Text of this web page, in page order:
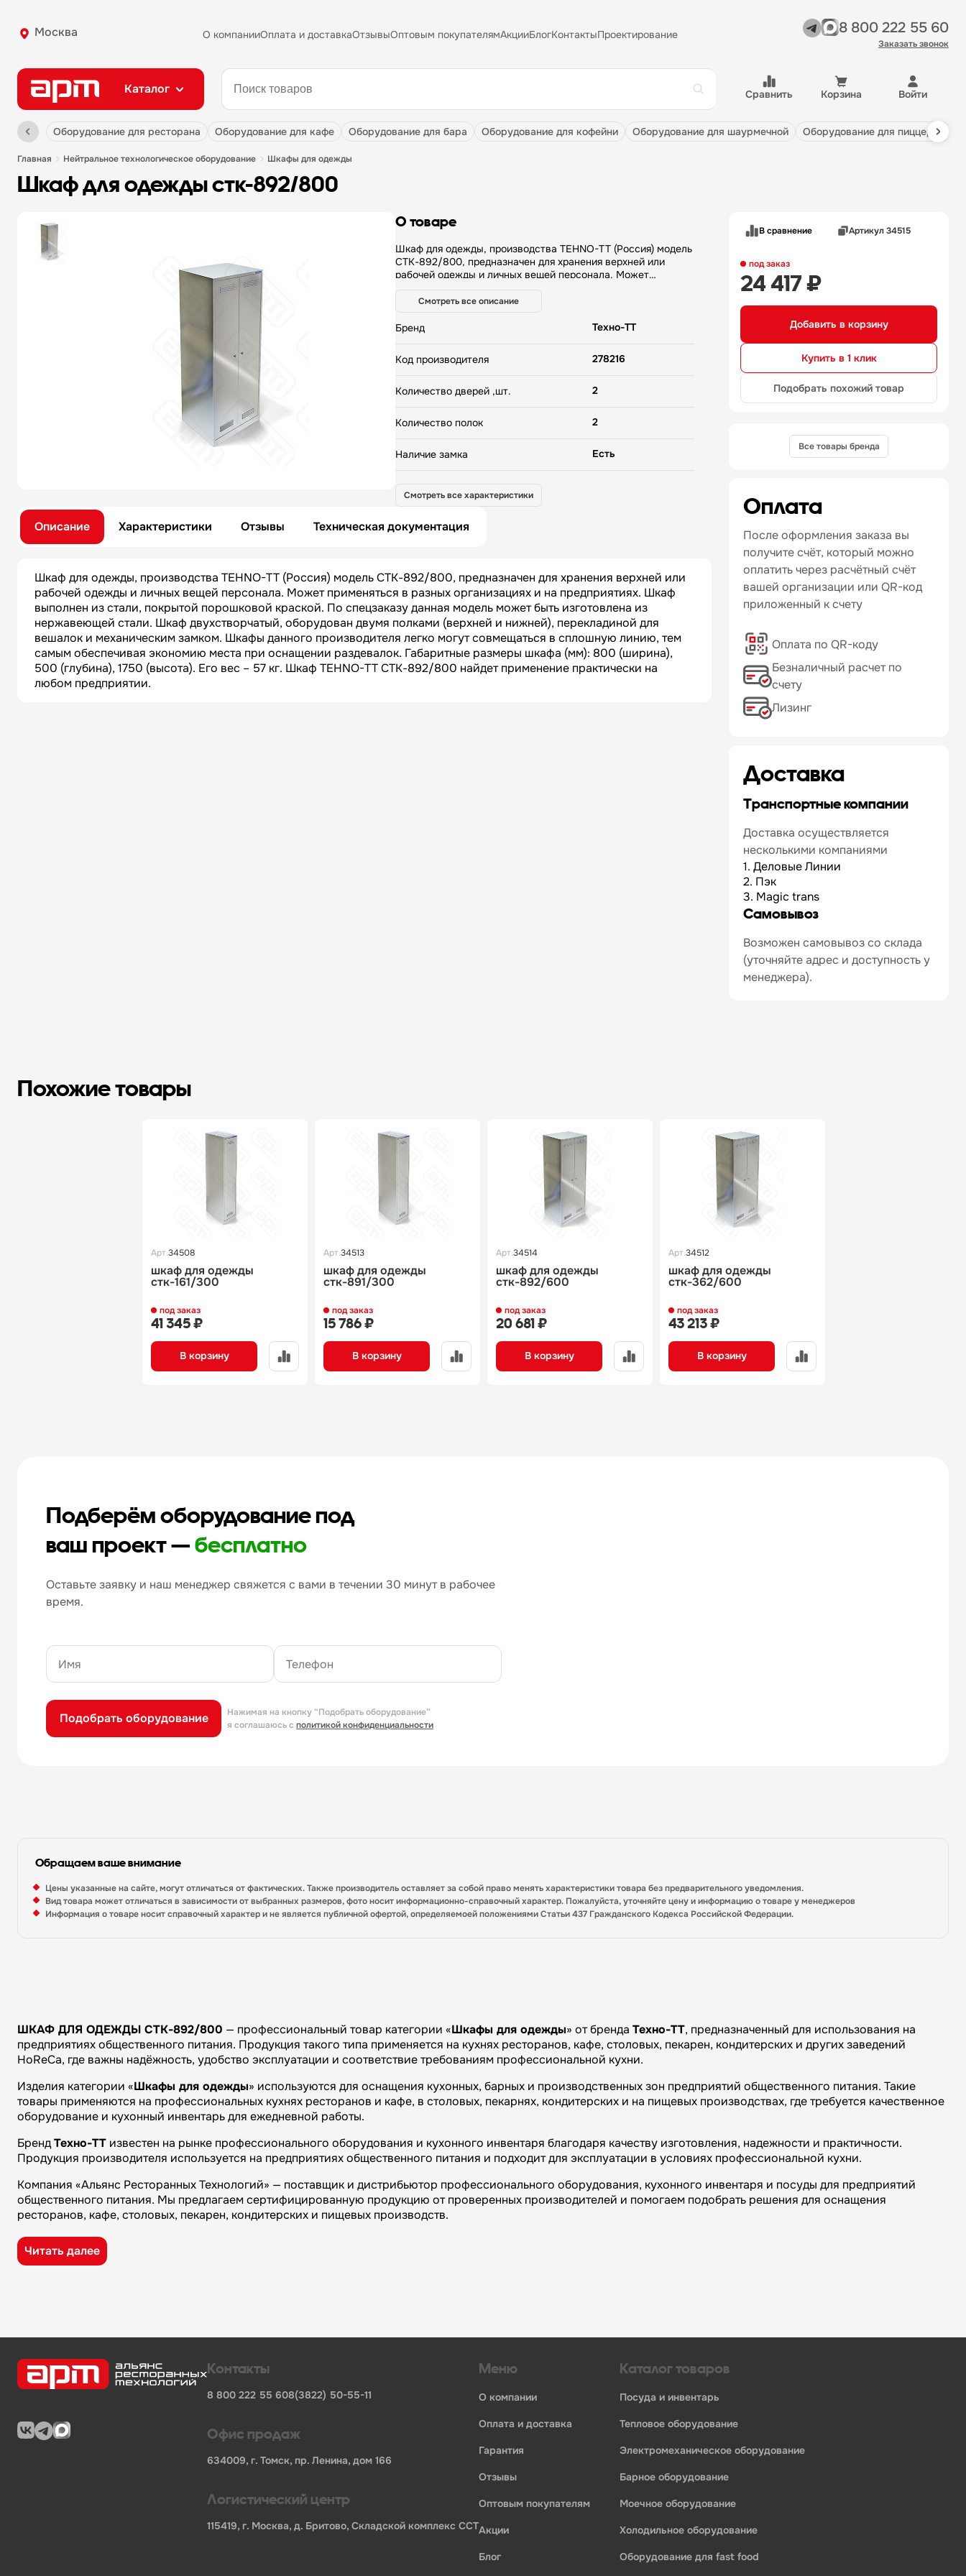
Москва О компанииОплата и доставкаОтзывыОптовым покупателямАкцииБлогКонтактыПроектирование 8 800 222 55 60
Заказать звонок
Каталог Сравнить Корзина Войти
оборудование для ресторана оборудование для кафе оборудование для бара оборудование для кофейни оборудование для шаурмечной оборудование для пиццерии
главная нейтральное технологическое оборудование шкафы для одежды
шкаф для одежды стк-892/800
О товаре
Шкаф для одежды, производства TEHNO-TT (Россия) модель
СТК-892/800, предназначен для хранения верхней или
рабочей одежды и личных вещей персонала. Может
Шкаф выполнен из стали, покрытой порошковой краской. По
нержавеющей стали. Шкаф двухстворчатый, оборудован
вешалок и механическим замком. Шкафы данного
производителя легко могут совмещаться в сплошную линию,
раздевалок. Габаритные размеры шкафа (мм): 800 (ширина),
TT СТК-892/800 найдет применение практически на любом
предприятии.
Смотреть все описание
Бренд Техно-ТТ
Код производителя 278216
Количество дверей ,шт. 2
Количество полок 2
Наличие замка Есть
Высота НЕТТО, мм 1750
Вес НЕТТО, кг 57
Длина БРУТТО, мм 820
Ширина БРУТТО, мм 520
Смотреть все характеристики
В сравнение Артикул 34515
под заказ
24 417 ₽
Добавить в корзину
Купить в 1 клик
Подобрать похожий товар
Все товары бренда
Оплата
После оформления заказа вы
получите счёт, который можно
оплатить через расчётный счёт
вашей организации или QR-код
приложенный к счету
Оплата по QR-коду
Безналичный расчет по
счету
Лизинг
Доставка
Транспортные компании
Доставка осуществляется
несколькими компаниями
1. Деловые Линии
2. Пэк
3. Magic trans
Самовывоз
Возможен самовывоз со склада
(уточняйте адрес и доступность у
менеджера).
Описание Характеристики Отзывы Техническая документация
Шкаф для одежды, производства TEHNO-TT (Россия) модель СТК-892/800, предназначен для хранения верхней или
рабочей одежды и личных вещей персонала. Может применяться в разных организациях и на предприятиях. Шкаф
выполнен из стали, покрытой порошковой краской. По спецзаказу данная модель может быть изготовлена из
нержавеющей стали. Шкаф двухстворчатый, оборудован двумя полками (верхней и нижней), перекладиной для
вешалок и механическим замком. Шкафы данного производителя легко могут совмещаться в сплошную линию, тем
самым обеспечивая экономию места при оснащении раздевалок. Габаритные размеры шкафа (мм): 800 (ширина),
500 (глубина), 1750 (высота). Его вес – 57 кг. Шкаф TEHNO-TT СТК-892/800 найдет применение практически на
любом предприятии.
Похожие товары
Арт.34508
шкаф для одежды
стк-161/300
под заказ
41 345 ₽
В корзину
Арт.34513
шкаф для одежды
стк-891/300
под заказ
15 786 ₽
В корзину
Арт.34514
шкаф для одежды
стк-892/600
под заказ
20 681 ₽
В корзину
Арт.34512
шкаф для одежды
стк-362/600
под заказ
43 213 ₽
В корзину
Подберём оборудование под
ваш проект —бесплатно
Оставьте заявку и наш менеджер свяжется с вами в течении 30 минут в рабочее
время.
Подобрать оборудование
Нажимая на кнопку “Подобрать оборудование”
я соглашаюсь с политикой конфиденциальности
Обращаем ваше внимание
Цены указанные на сайте, могут отличаться от фактических. Также производитель оставляет за собой право менять характеристики товара без предварительного уведомления.
Вид товара может отличаться в зависимости от выбранных размеров, фото носит информационно-справочный характер. Пожалуйста, уточняйте цену и информацию о товаре у менеджеров
Информация о товаре носит справочный характер и не является публичной офертой, определяемоей положениями Статьи 437 Гражданского Кодекса Российской Федерации.
ШКАФ ДЛЯ ОДЕЖДЫ СТК-892/800 — профессиональный товар категории «Шкафы для одежды» от бренда Техно-ТТ, предназначенный для использования на
предприятиях общественного питания. Продукция такого типа применяется на кухнях ресторанов, кафе, столовых, пекарен, кондитерских и других заведений
HoReCa, где важны надёжность, удобство эксплуатации и соответствие требованиям профессиональной кухни.
Изделия категории «Шкафы для одежды» используются для оснащения кухонных, барных и производственных зон предприятий общественного питания. Такие
товары применяются на профессиональных кухнях ресторанов и кафе, в столовых, пекарнях, кондитерских и на пищевых производствах, где требуется качественное
оборудование и кухонный инвентарь для ежедневной работы.
БрендТехно-ТТ известен на рынке профессионального оборудования и кухонного инвентаря благодаря качеству изготовления, надежности и практичности.
Продукция производителя используется на предприятиях общественного питания и подходит для эксплуатации в условиях профессиональной кухни.
Компания «Альянс Ресторанных Технологий» — поставщик и дистрибьютор профессионального оборудования, кухонного инвентаря и посуды для предприятий
общественного питания. Мы предлагаем сертифицированную продукцию от проверенных производителей и помогаем подобрать решения для оснащения
ресторанов, кафе, столовых, пекарен, кондитерских и пищевых производств.
Преимущества компании «Альянс Ресторанных Технологий»:
широкий ассортимент оборудования, кухонного инвентаря и посуды для HoReCa
Бренд - Техно-ТТ
Количество полок
Наличие замка
Читать далее
Контакты
8 800 222 55 608(3822) 50-55-11
Офис продаж
634009, г. Томск, пр. Ленина, дом 166
Логистический центр
115419, г. Москва, д. Бритово, Складской комплекс ССТ
Меню
о компании
оплата и доставка
гарантия
отзывы
оптовым покупателям
акции
блог
Каталог товаров
посуда и инвентарь
тепловое оборудование
электромеханическое оборудование
барное оборудование
моечное оборудование
холодильное оборудование
оборудование для fast food